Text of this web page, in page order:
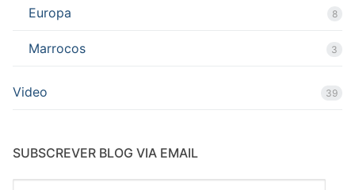
Europa 8
Marrocos 3
Video 39
SUBSCREVER BLOG VIA EMAIL